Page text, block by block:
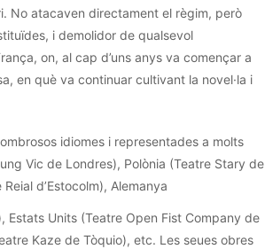
No atacaven directament el règim, però
i demolidor de qualsevol
on, al cap d’uns anys va començar a
en què va continuar cultivant la novel·la i
idiomes i representades a molts
Vic de Londres), Polònia (Teatre Stary de
d’Estocolm), Alemanya
Estats Units (Teatre Open Fist Company de
Kaze de Tòquio), etc. Les seues obres